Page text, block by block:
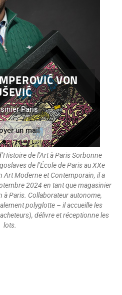
VON
Paris
un mail
de l’Art à Paris Sorbonne
de l’École de Paris au XXe
Art Moderne et Contemporain, il a
2024 en tant que magasinier
à Paris. Collaborateur autonome,
polyglotte – il accueille les
délivre et réceptionne les
lots.